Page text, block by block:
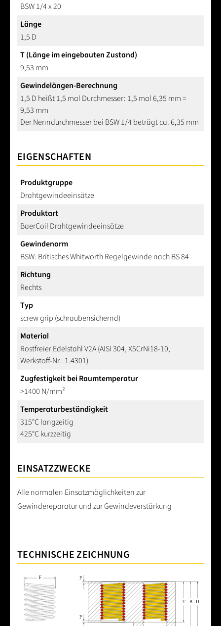
BSW 1/4 x 20
Länge
1,5 D
T (Länge im eingebauten Zustand)
9,53 mm
Gewindelängen-Berechnung
1,5 D heißt 1,5 mal Durchmesser: 1,5 mal 6,35 mm =
9,53 mm
Der Nenndurchmesser bei BSW 1/4 beträgt ca. 6,35 mm
EIGENSCHAFTEN
Produktgruppe
Drahtgewindeeinsätze
Produktart
BaerCoil Drahtgewindeeinsätze
Gewindenorm
BSW: Britisches Whitworth Regelgewinde nach BS 84
Richtung
Rechts
Typ
screw grip (schraubensichernd)
Material
Rostfreier Edelstahl V2A (AISI 304, X5CrNi18-10,
Werkstoff-Nr.: 1.4301)
Zugfestigkeit bei Raumtemperatur
>1400 N/mm²
Temperaturbeständigkeit
315°C langzeitig
425°C kurzzeitig
EINSATZZWECKE
Alle normalen Einsatzmöglichkeiten zur
Gewindereparatur und zur Gewindeverstärkung
TECHNISCHE ZEICHNUNG